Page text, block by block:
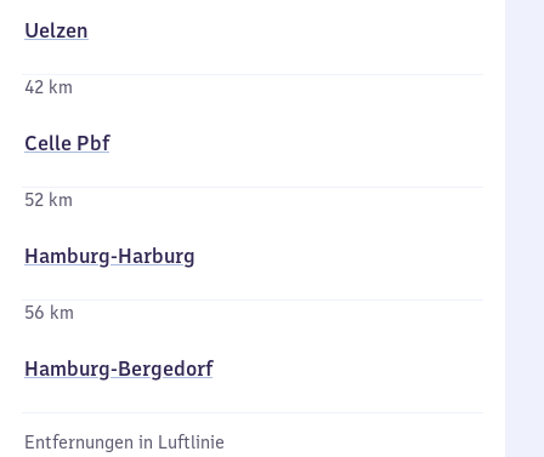
Uelzen
42 km
Celle Pbf
52 km
Hamburg-Harburg
56 km
Hamburg-Bergedorf
Entfernungen in Luftlinie